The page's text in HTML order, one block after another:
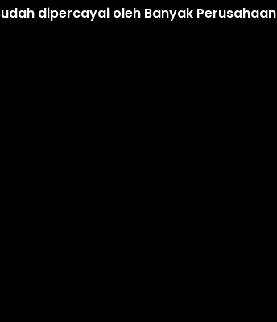
dipercayai oleh Banyak Perusahaan